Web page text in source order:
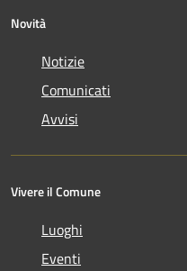
Novità
Notizie
Comunicati
Avvisi
Vivere il Comune
Luoghi
Eventi